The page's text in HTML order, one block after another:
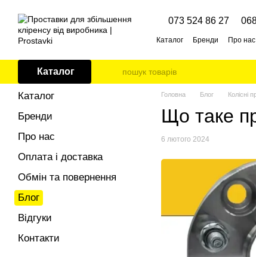
073 524 86 27
Каталог Бренди Про нас
Каталог
Головна Блог Колісні
Що таке
6 лютого 2024
Каталог
Бренди
Про нас
Оплата і доставка
Обмін та повернення
Блог
Відгуки
Контакти